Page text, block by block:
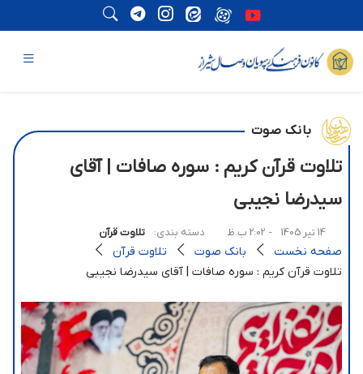
بانک صوت
تلاوت قرآن کریم : سوره صافات | آقای
سیدرضا نجیبی
14 تیر 1405 - 2:02 ب.ظ دسته بندی: تلاوت قرآن
صفحه نخست بانک صوت
تلاوت قرآن
تلاوت قرآن کریم : سوره صافات | آقای سیدرضا نجیبی